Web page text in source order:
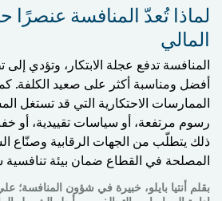
لماذا تُعدّ المنافسة عنصرًا
المالي
المنافسة تدفع عجلة الابتكار، وتؤدي إلى
أفضل ومناسبة أكثر على صعيد الكلفة. كما
الممارسات الاحتكارية التي قد تستغل
رسوم مرتفعة، أو سياسات تقييدية، أو
ذلك يتطلّب من الجهات الرقابية وصنّاع
المصلحة في القطاع ضمان بيئة تنافسية
بقلم أنتيا بايلو، خبيرة في شؤون المنافسة؛